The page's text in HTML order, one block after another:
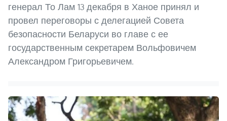
генерал То Лам 13 декабря в Ханое принял и
провел переговоры с делегацией Совета
безопасности Беларуси во главе с ее
государственным секретарем Вольфовичем
Александром Григорьевичем.